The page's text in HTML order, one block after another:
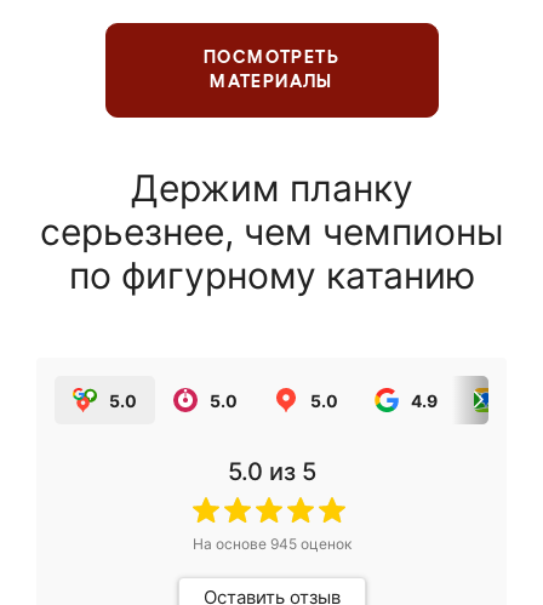
ПОСМОТРЕТЬ
МАТЕРИАЛЫ
Держим планку
серьезнее, чем чемпионы
по фигурному катанию
5.0 5.0 5.0 4.9
5.0 из 5
На основе 945оценок
Оставить отзыв